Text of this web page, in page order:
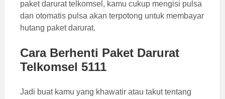
paket darurat telkomsel, kamu cukup mengisi pulsa
dan otomatis pulsa akan terpotong untuk membayar
hutang paket darurat.
Cara Berhenti Paket Darurat
Telkomsel 5111
Jadi buat kamu yang khawatir atau takut tentang